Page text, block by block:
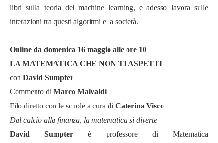
libri sulla teoria del machine learning, e adesso lavora sulle
interazioni tra questi algoritmi e la società.
Online da domenica 16 maggio alle ore 10
LA MATEMATICA CHE NON TI ASPETTI
con David Sumpter
Commento di Marco Malvaldi
Filo diretto con le scuole a cura di Caterina Visco
Dal calcio alla finanza, la matematica si diverte
David Sumpter
è professore di Matematica